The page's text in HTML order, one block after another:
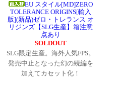
EU スタイル[MD]ZERO
TOLERANCE ORIGINS[輸入
版](新品)ゼロ・トレランス オ
リジンズ【SLG生産】箱注意
点あり
SOLDOUT
SLG限定生産。海外人気FPS。
発売中止となった幻の続編を
加えてカセット化！